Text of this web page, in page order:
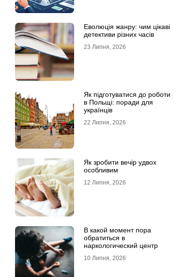
Еволюція жанру: чим цікаві
детективи різних часів
23 Липня, 2026
Як підготуватися до роботи
в Польщі: поради для
українців
22 Липня, 2026
Як зробити вечір удвох
особливим
12 Липня, 2026
В какой момент пора
обратиться в
наркологический центр
10 Липня, 2026